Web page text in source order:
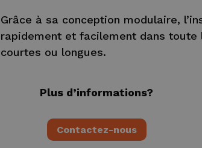
Grâce à sa conception modulaire,
rapidement et facilement dans toute
courtes ou longues.
Plus d’informations?
Contactez-nous